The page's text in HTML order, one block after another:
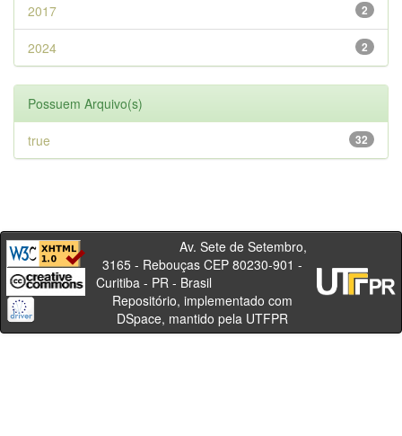
2
2017
2
2024
Possuem Arquivo(s)
32
true
Av. Sete de Setembro,
3165 - Rebouças CEP 80230-901 -
Curitiba - PR - Brasil
Repositório, implementado com
DSpace, mantido pela UTFPR